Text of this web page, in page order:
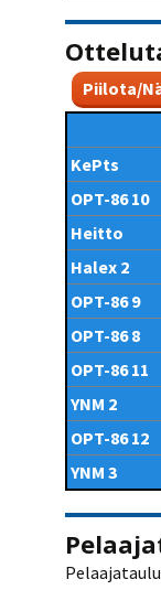
Piilota/
KePts
OPT-86 10
Heitto
Halex 2
OPT-86 9
OPT-86 8
OPT-86 11
YNM 2
OPT-86 12
YNM 3